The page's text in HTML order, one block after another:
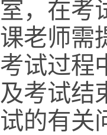
室，在考
课老师需
考试过程
及考试结
试的有关